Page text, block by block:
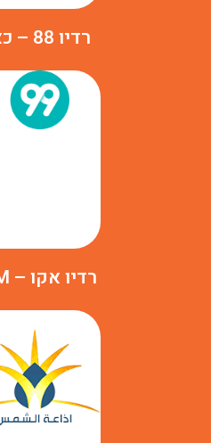
רדיו 88 – כאן 88FM
רדיו אקו – Eco 99FM